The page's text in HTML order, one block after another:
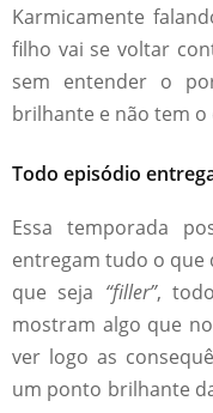
Karmicamente
filho vai se voltar
sem entender o
brilhante e não tem o
Todo episódio
Essa temporada
entregam tudo o que
que seja “filler”,
mostram algo que
ver logo as
um ponto brilhante